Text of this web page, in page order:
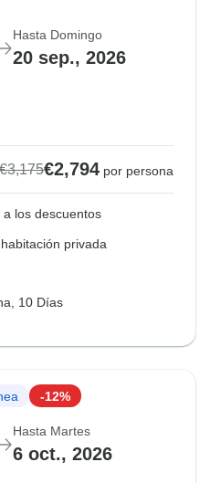
Hasta Domingo
20 sep., 2026
€3,175€2,794 por persona
los descuentos
privada
10 Días
-12%
Hasta Martes
6 oct., 2026